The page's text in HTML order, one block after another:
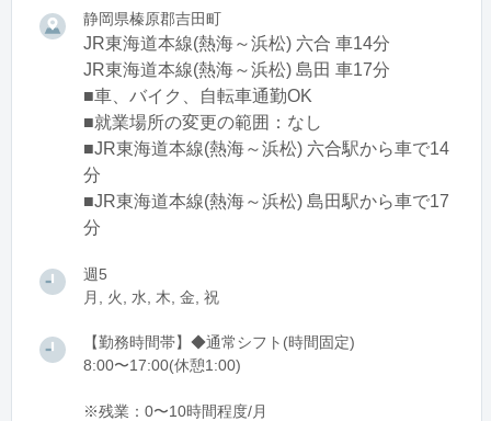
静岡県榛原郡吉田町
JR東海道本線(熱海～浜松) 六合 車14分
JR東海道本線(熱海～浜松) 島田 車17分
■車、バイク、自転車通勤OK
■就業場所の変更の範囲：なし
■JR東海道本線(熱海～浜松) 六合駅から車で14
分
■JR東海道本線(熱海～浜松) 島田駅から車で17
分
週5
月, 火, 水, 木, 金, 祝
【勤務時間帯】◆通常シフト(時間固定)
8:00〜17:00(休憩1:00)
※残業：0〜10時間程度/月